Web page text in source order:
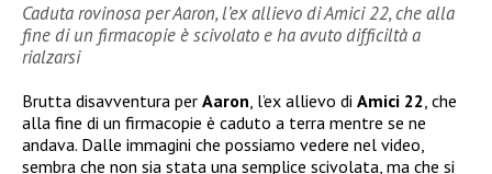
Caduta rovinosa per Aaron, l’ex allievo di Amici 22, che alla
fine di un firmacopie è scivolato e ha avuto difficiltà a
rialzarsi
Brutta disavventura per Aaron, l’ex allievo di Amici 22, che
alla fine di un firmacopie è caduto a terra mentre se ne
andava. Dalle immagini che possiamo vedere nel video,
sembra che non sia stata una semplice scivolata, ma che si